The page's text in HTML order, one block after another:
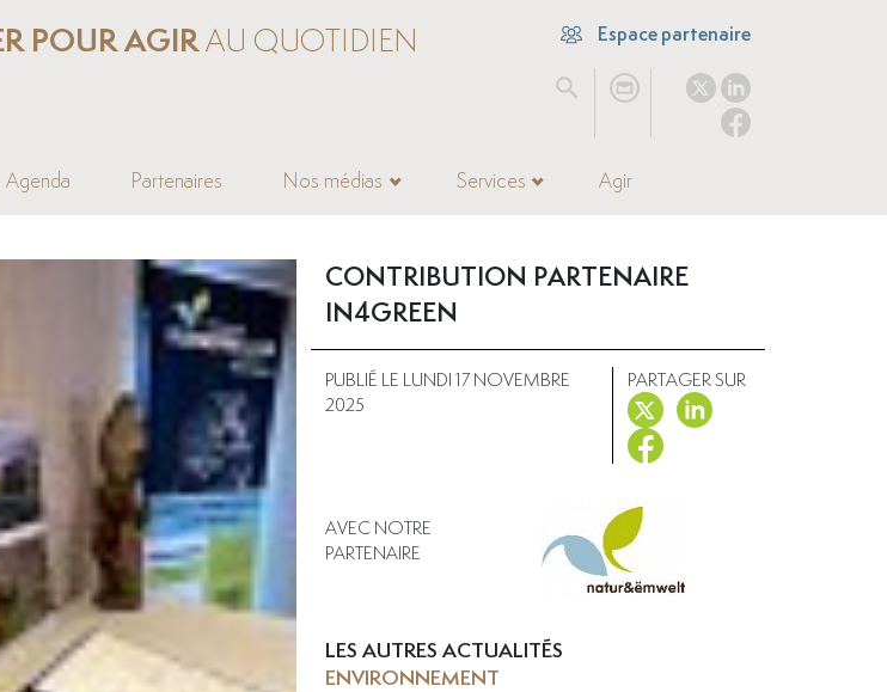
POUR AGIRAU QUOTIDIEN Espace partenaire
Agenda Partenaires Nos médias Services Agir
CONTRIBUTION PARTENAIRE
IN4GREEN
PUBLIÉ LE LUNDI 17 NOVEMBRE
2025
PARTAGER SUR
AVEC NOTRE
PARTENAIRE
LES AUTRES ACTUALITÉS
ENVIRONNEMENT